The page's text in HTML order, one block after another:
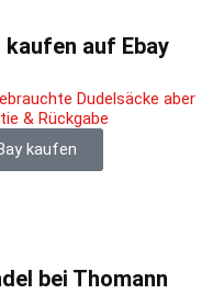
auf Ebay
Dudelsäcke aber
& Rückgabe
kaufen
bei Thomann